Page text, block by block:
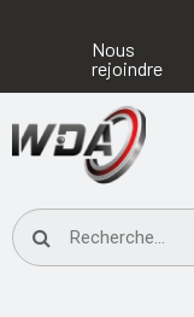
Nous
rejoindre